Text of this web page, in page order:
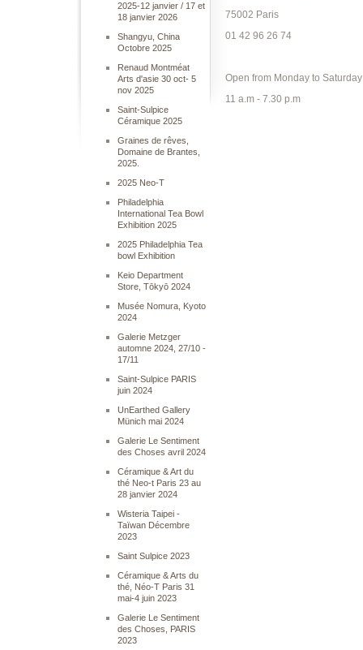
2025-12 janvier / 17 et
18 janvier 2026
Shangyu, China
Octobre 2025
Renaud Montméat
Arts d'asie 30 oct- 5
nov 2025
Saint-Sulpice
Céramique 2025
Graines de rêves,
Domaine de Brantes,
2025.
2025 Neo-T
Philadelphia
International Tea Bowl
Exhibition 2025
2025 Philadelphia Tea
bowl Exhibition
Keio Department
Store, Tōkyō 2024
Musée Nomura, Kyoto
2024
Galerie Metzger
automne 2024, 27/10 -
17/11
Saint-Sulpice PARIS
juin 2024
UnEarthed Gallery
Münich mai 2024
Galerie Le Sentiment
des Choses avril 2024
Céramique & Art du
thé Neo-t Paris 23 au
28 janvier 2024
Wisteria Taipei -
Taïwan Décembre
2023
Saint Sulpice 2023
Céramique & Arts du
thé, Néo-T Paris 31
mai-4 juin 2023
Galerie Le Sentiment
des Choses, PARIS
2023
75002 Paris
01 42 96 26 74
Open from Monday to Saturday
11 a.m - 7.30 p.m